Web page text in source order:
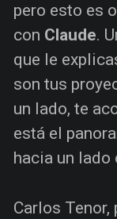
pero esto es
con Claude.
que le
son tus
un lado, te
está el
hacia un lado
Carlos